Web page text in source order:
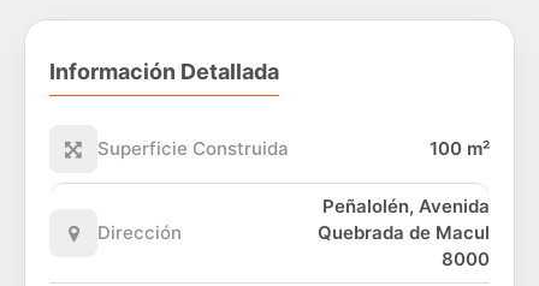
Información Detallada
Superficie Construida 100 m²
Dirección
Peñalolén, Avenida
Quebrada de Macul
8000